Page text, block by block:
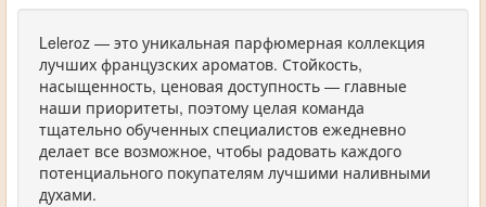
Leleroz — это уникальная парфюмерная коллекция
лучших французских ароматов. Стойкость,
насыщенность, ценовая доступность — главные
наши приоритеты, поэтому целая команда
тщательно обученных специалистов ежедневно
делает все возможное, чтобы радовать каждого
потенциального покупателям лучшими наливными
духами.